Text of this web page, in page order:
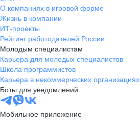
О компаниях в игровой форме
Жизнь в компании
ИТ-проекты
Рейтинг работодателей России
Молодым специалистам
Карьера для молодых специалистов
Школа программистов
Карьера в некоммерческих организациях
Боты для уведомлений
Мобильное приложение